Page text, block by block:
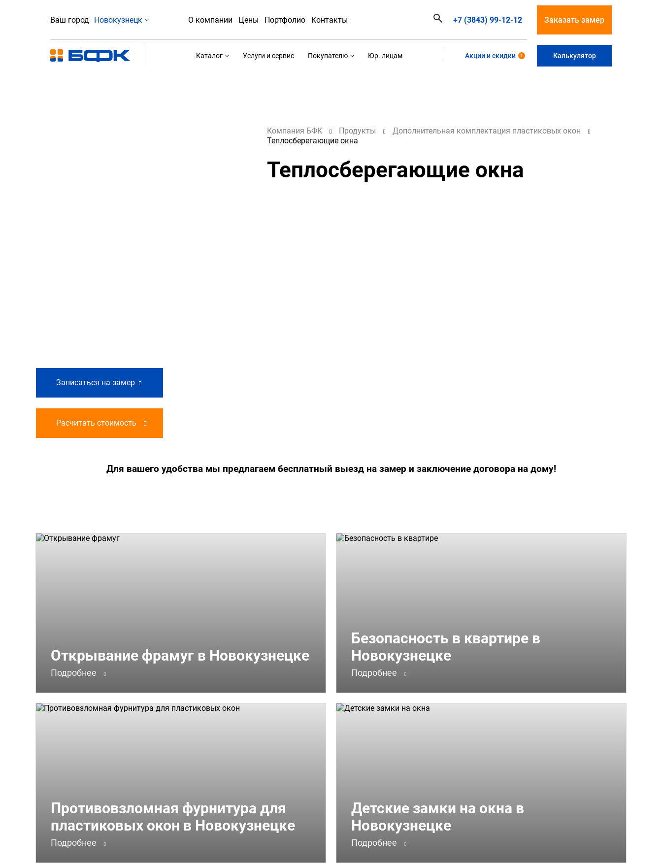
Ваш город Новокузнецк О компании Цены Портфолио Контакты +7 (3843) 99-12-12 Заказать замер
Каталог Услуги и сервис Покупателю Юр. лицам Акции и скидки 1 Калькулятор
Записаться на замер
Расчитать стоимость
Компания БФК Продукты
Дополнительная комплектация пластиковых окон
Теплосберегающие окна
Теплосберегающие окна
Для вашего удобства мы предлагаем бесплатный выезд на замер и заключение договора на дому!
Открывание фрамуг в Новокузнецке
Подробнее
Безопасность в квартире в
Новокузнецке
Подробнее
Противовзломная фурнитура для
пластиковых окон в Новокузнецке
Подробнее
Детские замки на окна в
Новокузнецке
Подробнее